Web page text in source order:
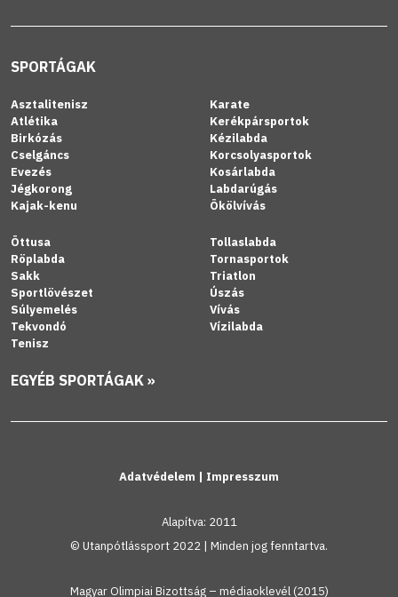
SPORTÁGAK
Asztalitenisz
Atlétika
Birkózás
Cselgáncs
Evezés
Jégkorong
Kajak-kenu
Karate
Kerékpársportok
Kézilabda
Korcsolyasportok
Kosárlabda
Labdarúgás
Ökölvívás
Öttusa
Röplabda
Sakk
Sportlövészet
Súlyemelés
Tekvondó
Tenisz
Tollaslabda
Tornasportok
Triatlon
Úszás
Vívás
Vízilabda
EGYÉB SPORTÁGAK »
Adatvédelem | Impresszum
Alapítva: 2011
© Utanpótlássport 2022 | Minden jog fenntartva.
Magyar Olimpiai Bizottság – médiaoklevél (2015)